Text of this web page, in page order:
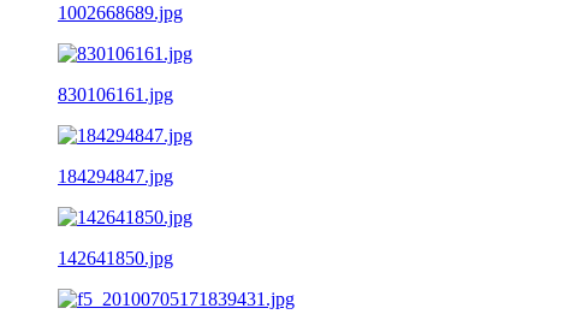
1002668689.jpg
830106161.jpg
184294847.jpg
142641850.jpg